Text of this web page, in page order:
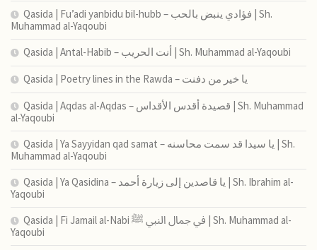
Qasida | Fu’adi yanbidu bil-hubb – فؤادي ينبض بالحب | Sh.
Muhammad al-Yaqoubi
Qasida | Antal-Habib – أنت الحريب | Sh. Muhammad al-Yaqoubi
Qasida | Poetry lines in the Rawda – يا خير من دفنت
Qasida | Aqdas al-Aqdas – قصيدة أقدس الأقداس | Sh. Muhammad
al-Yaqoubi
Qasida | Ya Sayyidan qad samat – يا سيدا قد سمت محاسنه | Sh.
Muhammad al-Yaqoubi
Qasida | Ya Qasidina – يا قاصدين إلى زيارة أحمد | Sh. Ibrahim al-
Yaqoubi
Qasida | Fi Jamail al-Nabi في جمال النبي ﷺ | Sh. Muhammad al-
Yaqoubi